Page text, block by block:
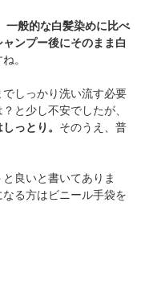
一般的な白髪染めに比べ
ンプー後にそのまま白
。
しっかり洗い流す必要
と少し不安でしたが、
っとり。 そのうえ、普
良いと書いてありま
る方はビニール手袋を